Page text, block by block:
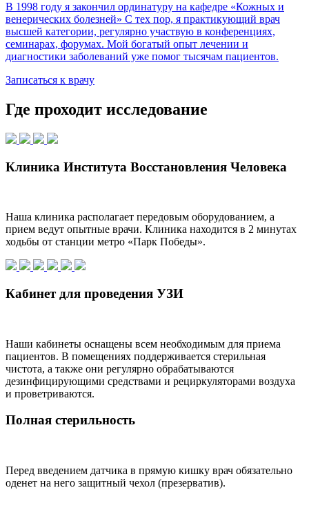
В 1998 году я закончил ординатуру на кафедре «Кожных и
венерических болезней» С тех пор, я практикующий врач
высшей категории, регулярно участвую в конференциях,
семинарах, форумах. Мой богатый опыт лечении и
диагностики заболеваний уже помог тысячам пациентов.
Записаться к врачу
Где проходит исследование
Клиника Института Восстановления Человека
Наша клиника располагает передовым оборудованием, а
прием ведут опытные врачи. Клиника находится в 2 минутах
ходьбы от станции метро «Парк Победы».
Кабинет для проведения УЗИ
Наши кабинеты оснащены всем необходимым для приема
пациентов. В помещениях поддерживается стерильная
чистота, а также они регулярно обрабатываются
дезинфицирующими средствами и рециркуляторами воздуха
и проветриваются.
Полная стерильность
Перед введением датчика в прямую кишку врач обязательно
оденет на него защитный чехол (презерватив).